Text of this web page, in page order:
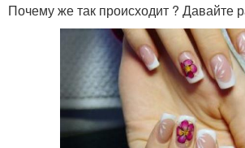
Почему же так происходит ? Давайте